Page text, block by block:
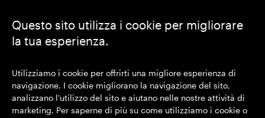
Questo sito utilizza i cookie per migliorare
la tua esperienza.
Utilizziamo i cookie per offrirti una migliore esperienza di
navigazione. I cookie migliorano la navigazione del sito,
analizzano l'utilizzo del sito e aiutano nelle nostre attività di
marketing. Per saperne di più su come utilizziamo i cookie o
https://www.linkedin.com/
https://www.youtube.com/
https://twitter.com/
SEGRO plc
Numero di registrazione nel Regno Unito 167591
Luogo di registrazione: Inghilterra e Galles